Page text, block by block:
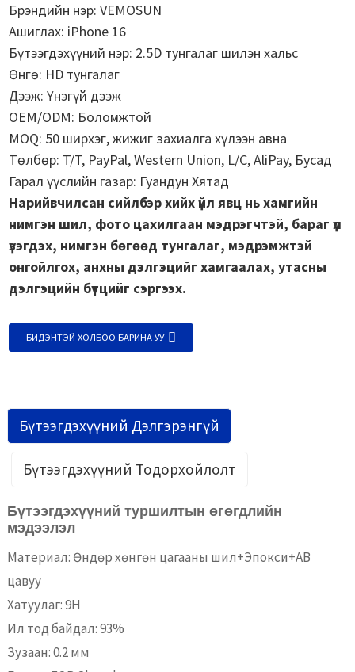
Брэндийн нэр: VEMOSUN
Ашиглах: iPhone 16
Бүтээгдэхүүний нэр: 2.5D тунгалаг шилэн хальс
Өнгө: HD тунгалаг
Дээж: Үнэгүй дээж
OEM/ODM: Боломжтой
MOQ: 50 ширхэг, жижиг захиалга хүлээн авна
Төлбөр: T/T, PayPal, Western Union, L/C, AliPay, Бусад
Гарал үүслийн газар: Гуандун Хятад
Нарийвчилсан сийлбэр хийх үйл явц нь хамгийн
нимгэн шил, фото цахилгаан мэдрэгчтэй, бараг үл
үзэгдэх, нимгэн бөгөөд тунгалаг, мэдрэмжтэй
онгойлгох, анхны дэлгэцийг хамгаалах, утасны
дэлгэцийн бүтцийг сэргээх.
БИДЭНТЭЙ ХОЛБОО БАРИНА УУ
Бүтээгдэхүүний Дэлгэрэнгүй
Бүтээгдэхүүний Тодорхойлолт
Бүтээгдэхүүний туршилтын өгөгдлийн
мэдээлэл
Материал: Өндөр хөнгөн цагааны шил+Эпокси+AB
цавуу
Хатуулаг: 9H
Ил тод байдал: 93%
Зузаан: 0.2 мм